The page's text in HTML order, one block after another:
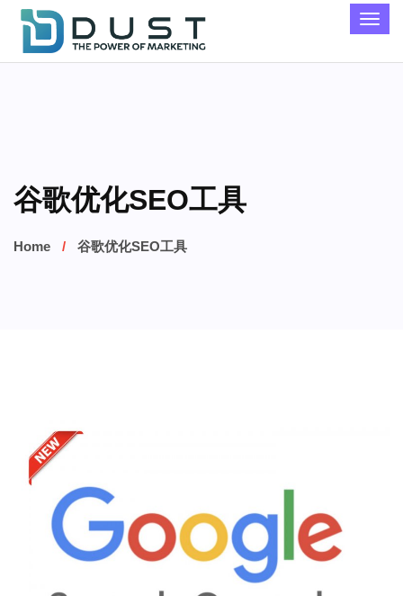
谷歌优化SEO工具
Home 谷歌优化SEO工具